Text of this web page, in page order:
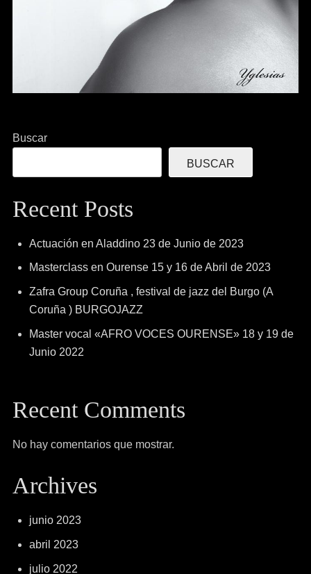
Buscar
BUSCAR
Recent Posts
Actuación en Aladdino 23 de Junio de 2023
Masterclass en Ourense 15 y 16 de Abril de 2023
Zafra Group Coruña , festival de jazz del Burgo (A
Coruña ) BURGOJAZZ
Master vocal «AFRO VOCES OURENSE» 18 y 19 de
Junio 2022
Recent Comments
No hay comentarios que mostrar.
Archives
junio 2023
abril 2023
julio 2022